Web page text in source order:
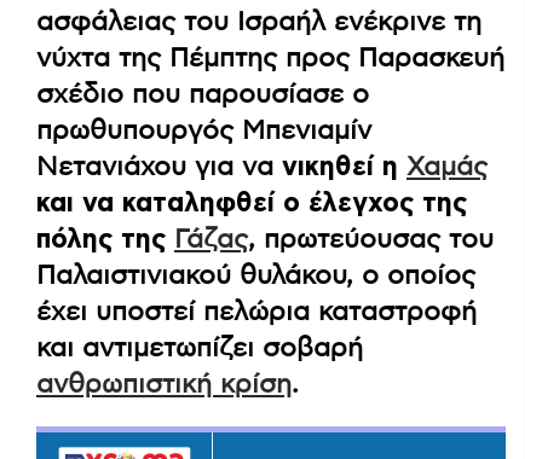
ασφάλειας του Ισραήλ ενέκρινε τη
νύχτα της Πέμπτης προς Παρασκευή
σχέδιο που παρουσίασε ο
πρωθυπουργός Μπενιαμίν
Νετανιάχου για να νικηθεί η Χαμάς
και να καταληφθεί ο έλεγχος της
πόλης της Γάζας, πρωτεύουσας του
Παλαιστινιακού θυλάκου, ο οποίος
έχει υποστεί πελώρια καταστροφή
και αντιμετωπίζει σοβαρή
ανθρωπιστική κρίση.